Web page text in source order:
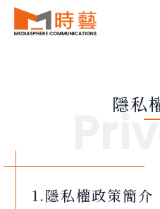
隱私
1.隱私權政策簡介